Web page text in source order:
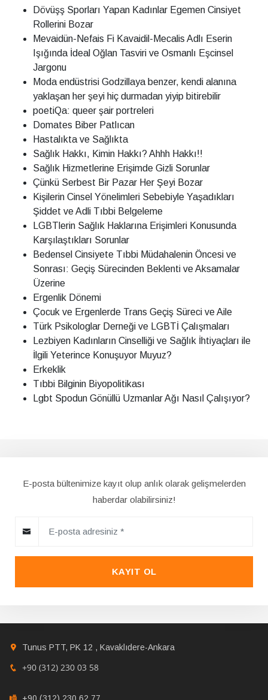
Dövüşş Sporları Yapan Kadınlar Egemen Cinsiyet
Rollerini Bozar
Mevaidün-Nefais Fi Kavaidil-Mecalis Adlı Eserin
Işığında İdeal Oğlan Tasviri ve Osmanlı Eşcinsel
Jargonu
Moda endüstrisi Godzillaya benzer, kendi alanına
yaklaşan her şeyi hiç durmadan yiyip bitirebilir
poetiQa: queer şair portreleri
Domates Biber Patlıcan
Hastalıkta ve Sağlıkta
Sağlık Hakkı, Kimin Hakkı? Ahhh Hakkı!!
Sağlık Hizmetlerine Erişimde Gizli Sorunlar
Çünkü Serbest Bir Pazar Her Şeyi Bozar
Kişilerin Cinsel Yönelimleri Sebebiyle Yaşadıkları
Şiddet ve Adli Tıbbi Belgeleme
LGBTlerin Sağlık Haklarına Erişimleri Konusunda
Karşılaştıkları Sorunlar
Bedensel Cinsiyete Tıbbi Müdahalenin Öncesi ve
Sonrası: Geçiş Sürecinden Beklenti ve Aksamalar
Üzerine
Ergenlik Dönemi
Çocuk ve Ergenlerde Trans Geçiş Süreci ve Aile
Türk Psikologlar Derneği ve LGBTİ Çalışmaları
Lezbiyen Kadınların Cinselliği ve Sağlık İhtiyaçları ile
İlgili Yeterince Konuşuyor Muyuz?
Erkeklik
Tıbbi Bilginin Biyopolitikası
Lgbt Spodun Gönüllü Uzmanlar Ağı Nasıl Çalışıyor?
E-posta bültenimize kayıt olup anlık olarak gelişmelerden
haberdar olabilirsiniz!
KAYIT OL
Tunus PTT, PK 12 , Kavaklıdere-Ankara
+90 (312) 230 03 58
+90 (312) 230 62 77